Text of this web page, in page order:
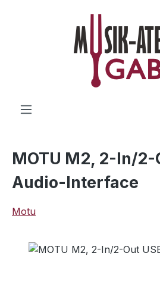
Zum Hauptinhalt springen
MOTU M2, 2-In/2-
Audio-Interface
Motu
Bildergalerie überspringen